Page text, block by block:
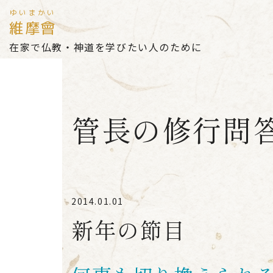
維摩會
ゆいまかい
在家で仏教・神道を学びたい人のために
管長の修行問
2014.01.01
新年の節目